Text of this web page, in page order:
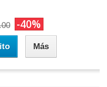
-40%
Más